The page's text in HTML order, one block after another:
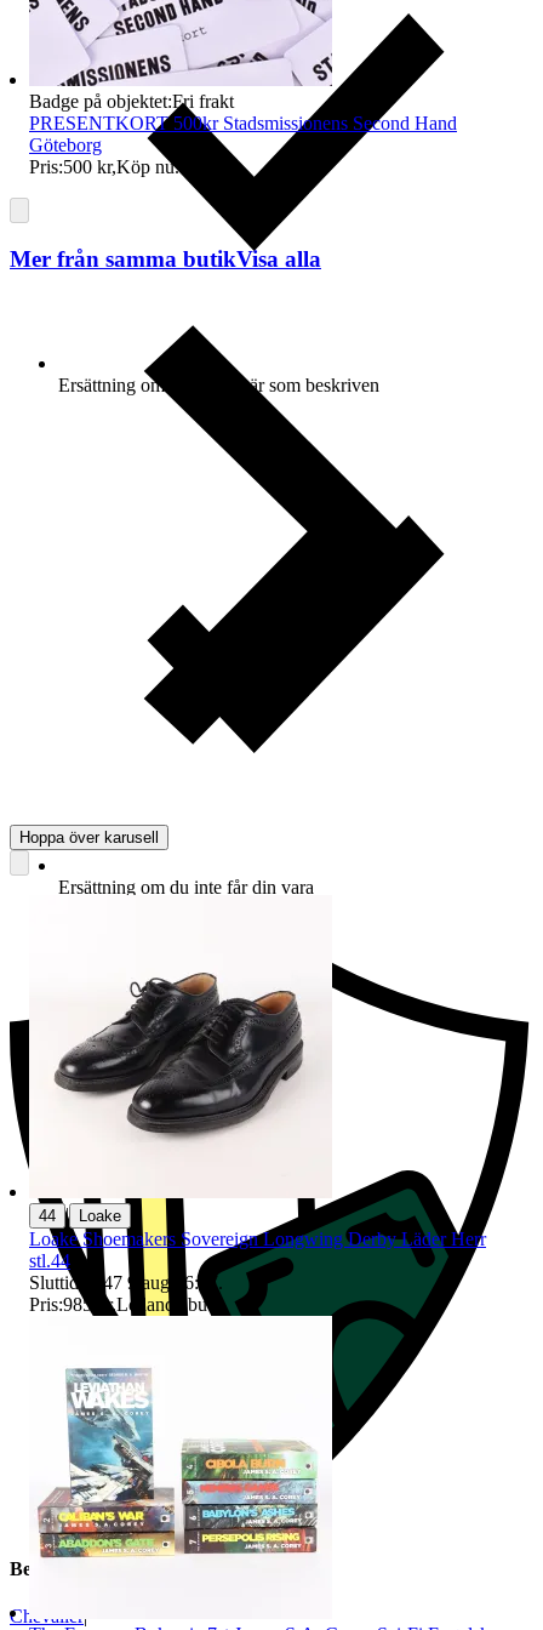
Ersättning om varan inte är som beskriven
Ersättning om du inte får din vara
Beskrivning
Chevalier|
Badge på objektet:Fri frakt
PRESENTKORT 500kr Stadsmissionens Second Hand
Göteborg
Pris:500 kr,Köp nu.
Mer från samma butikVisa alla
Hoppa över karusell
44 | Loake
Loake Shoemakers Sovereign Longwing Derby Läder Herr
stl.44
Sluttid
16:47 9 aug 16:47.
Pris:985 kr,Ledande bud